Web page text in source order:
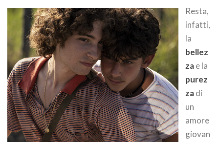
Resta,
infatti,
la
bellez
zae la
purez
zadi
un
amore
giovan